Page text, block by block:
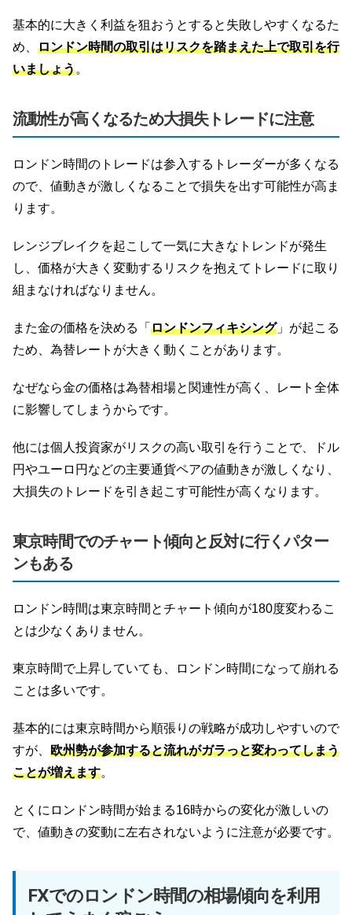
基本的に大きく利益を狙おうとすると失敗しやすくなるた
め、 ロンドン時間の取引はリスクを踏まえた上で取引を行
いましょう。
流動性が高くなるため大損失トレードに注意
ロンドン時間のトレードは参入するトレーダーが多くなる
ので、値動きが激しくなることで損失を出す可能性が高ま
ります。
レンジブレイクを起こして一気に大きなトレンドが発生
し、価格が大きく変動するリスクを抱えてトレードに取り
組まなければなりません。
また金の価格を決める「 ロンドンフィキシング」が起こる
ため、為替レートが大きく動くことがあります。
なぜなら金の価格は為替相場と関連性が高く、レート全体
に影響してしまうからです。
他には個人投資家がリスクの高い取引を行うことで、ドル
円やユーロ円などの主要通貨ペアの値動きが激しくなり、
大損失のトレードを引き起こす可能性が高くなります。
東京時間でのチャート傾向と反対に行くパター
ンもある
ロンドン時間は東京時間とチャート傾向が180度変わるこ
とは少なくありません。
東京時間で上昇していても、ロンドン時間になって崩れる
ことは多いです。
基本的には東京時間から順張りの戦略が成功しやすいので
すが、 欧州勢が参加すると流れがガラっと変わってしまう
ことが増えます。
とくにロンドン時間が始まる16時からの変化が激しいの
で、値動きの変動に左右されないように注意が必要です。
FXでのロンドン時間の相場傾向を利用